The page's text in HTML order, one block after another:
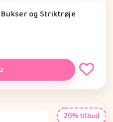
Bukser og Striktrøje
20% tilbud